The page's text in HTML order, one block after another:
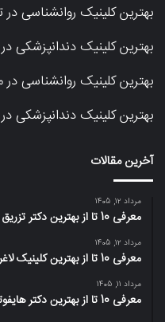
بهترین کلینیک روانشناسی در
بهترین کلینیک دندانپزشکی
بهترین کلینیک روانشناسی
بهترین کلینیک دندانپزشکی
آخرین مقالات
مرداد 12, 1405
معرفی 10 تا از بهترین دکتر تزریق ژل در شهر قدس ⚡️【سال1405】✅
مرداد 12, 1405
معرفی 10 تا از بهترین کلینیک لاغری در اندیشه⭐【سال1405】✅
مرداد 11, 1405
معرفی 10 تا از بهترین دکتر هایفوتراپی در مارلیک ⭐【سال 1405】✅